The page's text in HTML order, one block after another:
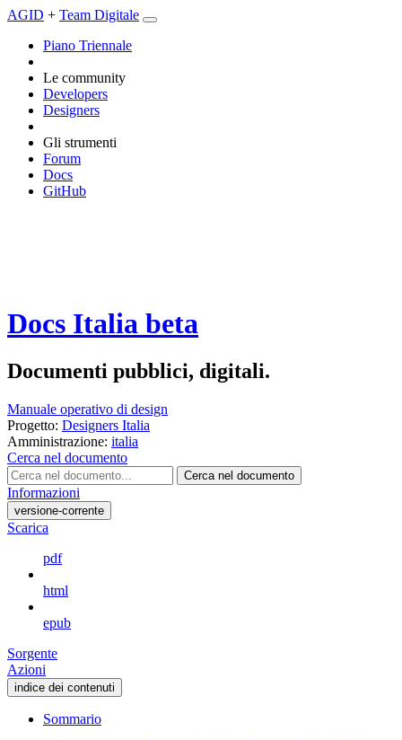
AGID + Team Digitale
Piano Triennale
Le community
Developers
Designers
Gli strumenti
Forum
Docs
GitHub
Docs Italia beta
Documenti pubblici, digitali.
Manuale operativo di design
Progetto: Designers Italia
Amministrazione: italia
Cerca nel documento
Cerca nel documento
Informazioni
versione-corrente
Scarica
pdf
html
epub
Sorgente
Azioni
indice dei contenuti
Sommario